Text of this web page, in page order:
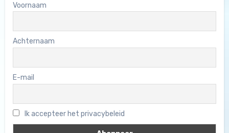
Voornaam
Achternaam
E-mail
Ik accepteer het privacybeleid